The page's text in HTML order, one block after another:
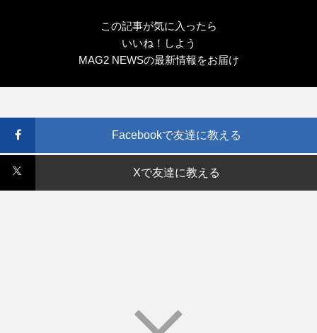
この記事が気に入ったら
いいね！しよう
MAG2 NEWSの最新情報をお届け
Facebookで友達に教える
Xで友達に教える